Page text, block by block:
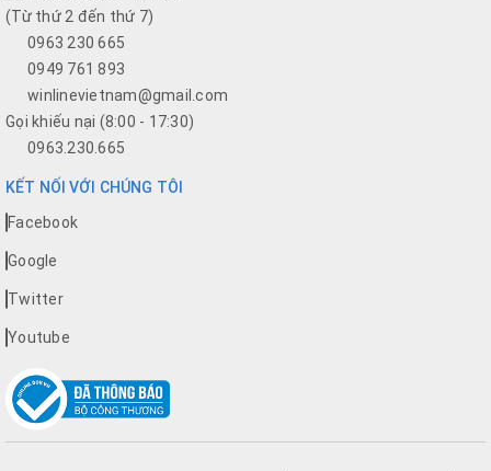
(Từ thứ 2 đến thứ 7)
0963 230 665
0949 761 893
winlinevietnam@gmail.com
Gọi khiếu nại (8:00 - 17:30)
0963.230.665
KẾT NỐI VỚI CHÚNG TÔI
Facebook
Google
Twitter
Youtube